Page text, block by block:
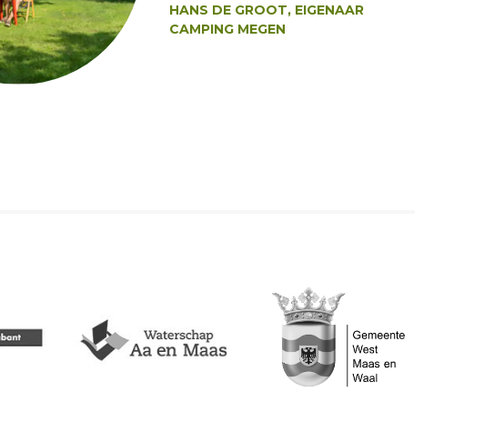
HANS DE GROOT, EIGENAAR
CAMPING MEGEN